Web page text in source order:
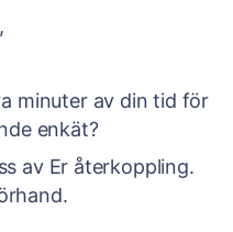
minuter av din tid för
enkät?
av Er återkoppling.